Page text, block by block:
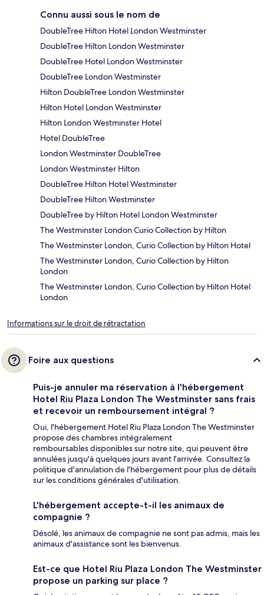
Connu aussi sous le nom de
DoubleTree Hilton Hotel London Westminster
DoubleTree Hilton London Westminster
DoubleTree Hotel London Westminster
DoubleTree London Westminster
Hilton DoubleTree London Westminster
Hilton Hotel London Westminster
Hilton London Westminster Hotel
Hotel DoubleTree
London Westminster DoubleTree
London Westminster Hilton
DoubleTree Hilton Hotel Westminster
DoubleTree Hilton Westminster
DoubleTree by Hilton Hotel London Westminster
The Westminster London Curio Collection by Hilton
The Westminster London, Curio Collection by Hilton Hotel
The Westminster London, Curio Collection by Hilton
London
The Westminster London, Curio Collection by Hilton Hotel
London
Informations sur le droit de rétractation
Foire aux questions
Puis-je annuler ma réservation à l'hébergement
Hotel Riu Plaza London The Westminster sans frais
et recevoir un remboursement intégral ?
Oui, l'hébergement Hotel Riu Plaza London The Westminster
propose des chambres intégralement
remboursables disponibles sur notre site, qui peuvent être
annulées jusqu'à quelques jours avant l'arrivée. Consultez la
politique d'annulation de l'hébergement pour plus de détails
sur les conditions générales d'utilisation.
L'hébergement accepte-t-il les animaux de
compagnie ?
Désolé, les animaux de compagnie ne sont pas admis, mais les
animaux d'assistance sont les bienvenus.
Est-ce que Hotel Riu Plaza London The Westminster
propose un parking sur place ?